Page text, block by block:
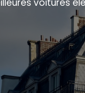
voitures